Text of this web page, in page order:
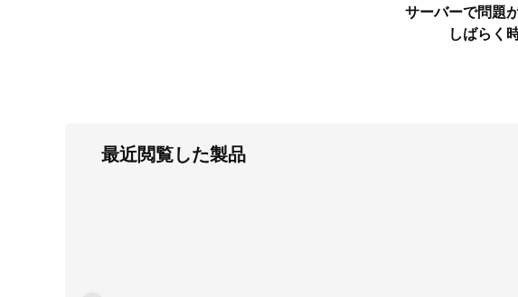
サーバーで問題
しばらく
最近閲覧した製品